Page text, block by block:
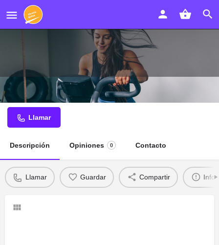
Clínica DEA Mediterráneo
Llamar
Descripción Opiniones 0 Contacto
Llamar Guardar Compartir